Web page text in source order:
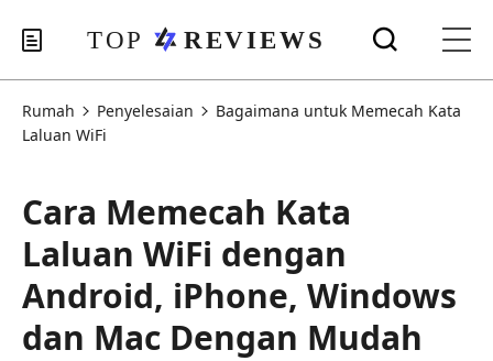
Rumah Penyelesaian
Bagaimana untuk Memecah Kata
Laluan WiFi
Cara Memecah Kata
Laluan WiFi dengan
Android, iPhone, Windows
dan Mac Dengan Mudah